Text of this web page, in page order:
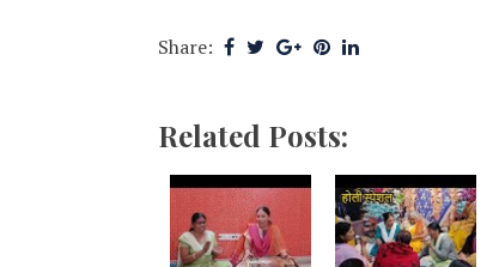
Share:
Related Posts: